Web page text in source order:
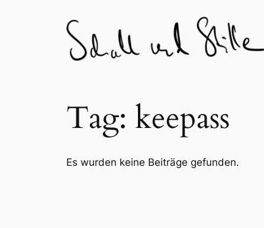
Tag: keepass
Es wurden keine Beiträge gefunden.